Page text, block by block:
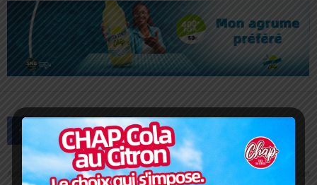
Article précédent Article suivant